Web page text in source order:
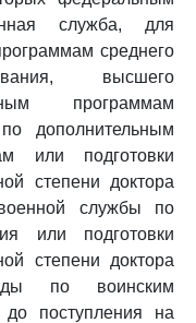
служба, для
среднего
высшего
программам
дополнительным
или подготовки
степени доктора
службы по
или подготовки
степени доктора
по воинским
поступления на